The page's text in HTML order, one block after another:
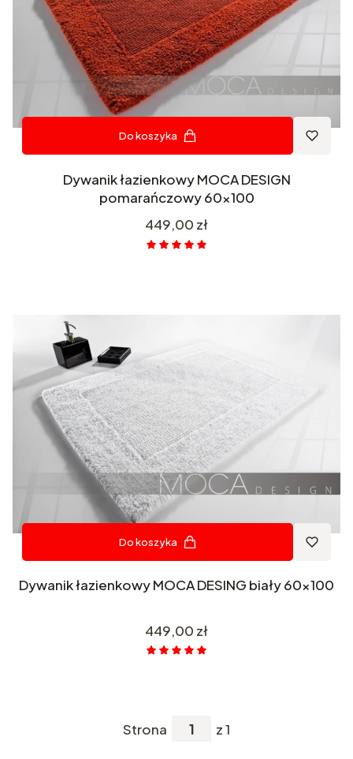
Do koszyka
Dywanik łazienkowy MOCA DESIGN
pomarańczowy 60x100
Cena
449,00 zł
Do koszyka
Dywanik łazienkowy MOCA DESING biały 60x100
Cena
449,00 zł
Strona z 1